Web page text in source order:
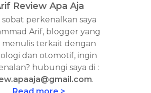
Review Apa Aja
sobat perkenalkan saya
Arif, blogger yang
menulis terkait dengan
dan otomotif, ingin
hubungi saya di :
.